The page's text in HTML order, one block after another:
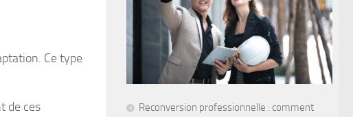
Ce type
de ces
Reconversion professionnelle : comment